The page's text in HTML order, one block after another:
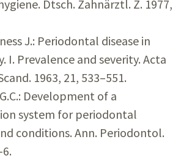
Dtsch. Zahnärztl. Z. 1977,
J.: Periodontal disease in
I. Prevalence and severity. Acta
1963, 21, 533–551.
Development of a
system for periodontal
conditions. Ann. Periodontol.